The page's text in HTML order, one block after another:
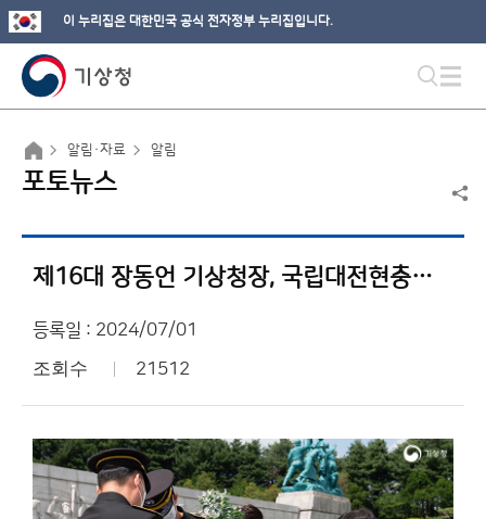
이 누리집은 대한민국 공식 전자정부 누리집입니다.
알림·자료 알림
포토뉴스
제16대 장동언 기상청장, 국립대전현충원 참배
등록일 : 2024/07/01
조회수 21512